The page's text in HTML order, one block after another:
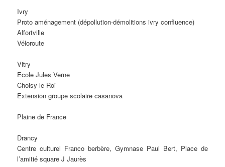
Ivry
Proto aménagement (dépollution-démolitions ivry confluence)
Alfortville
Véloroute
Vitry
Ecole Jules Verne
Choisy le Roi
Extension groupe scolaire casanova
Plaine de France
Drancy
Centre culturel Franco berbère, Gymnase Paul Bert, Place de
l’amitié square J Jaurès